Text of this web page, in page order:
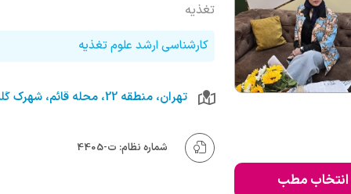
انتخاب مطب
تغذیه
کارشناسی ارشد علوم تغذیه
شماره نظام: ت-4405